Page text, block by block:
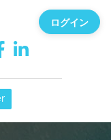
ログイン